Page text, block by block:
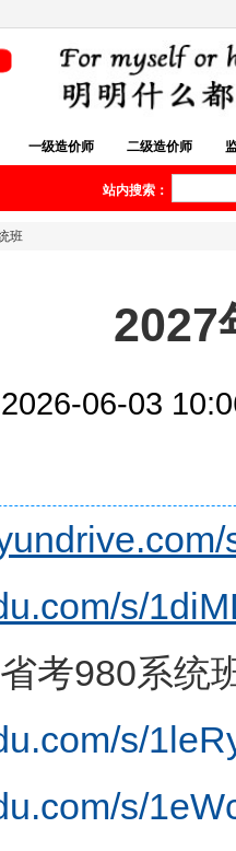
一级造价师 二级造价师
站内搜索：
班
2027
06-03
s/
考980系统
s/
s/